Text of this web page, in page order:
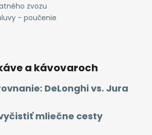
zvozu
- poučenie
a kávovaroch
DeLonghi vs. Jura
mliečne cesty